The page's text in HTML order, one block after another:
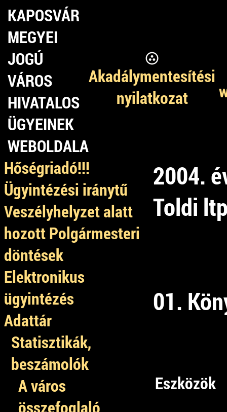
KAPOSVÁR
MEGYEI
JOGÚ
VÁROS
HIVATALOS
ÜGYEINEK
WEBOLDALA
Akadálymentesítési
nyilatkozat
Hőségriadó!!!
Ügyintézési iránytű
Veszélyhelyzet alatt
hozott Polgármesteri
döntések
Elektronikus
ügyintézés
Adattár
Statisztikák,
beszámolók
A város
összefoglaló
2004.
Toldi
01.
Eszközök